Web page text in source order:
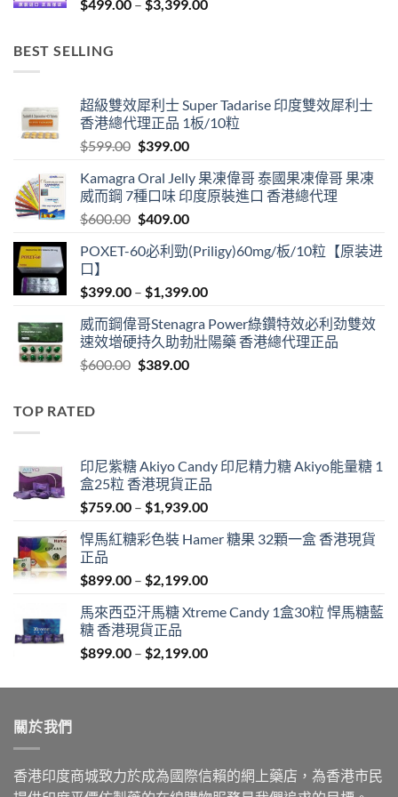
$499.00 – $3,399.00
BEST SELLING
超級雙效犀利士 Super Tadarise 印度雙效犀利士
香港總代理正品 1板/10粒
$599.00 Original
was:
$599.00.
$399.00Current
is:
$399.00.
Kamagra Oral Jelly 果凍偉哥 泰國果凍偉哥 果凍
威而鋼 7種口味 印度原裝進口 香港總代理
$600.00 Original
was:
$409.00Current
is:
POXET-60必利勁(Priligy)60mg/板/10粒【原装进
口】
$399.00 – $1,399.00Price
$399.00
through
威而鋼偉哥Stenagra Power綠鑽特效必利劲雙效
速效增硬持久助勃壯陽藥 香港總代理正品
$600.00 Original
$389.00Current
TOP RATED
印尼紫糖 Akiyo Candy 印尼精力糖 Akiyo能量糖 1
盒25粒 香港現貨正品
$759.00 – $1,939.00Price
$759.00
$1,939.00
悍馬紅糖彩色裝 Hamer 糖果 32顆一盒 香港現貨
正品
$899.00 – $2,199.00Price
$899.00
$2,199.00
馬來西亞汗馬糖 Xtreme Candy 1盒30粒 悍馬糖藍
糖 香港現貨正品
$899.00 – $2,199.00Price
$899.00
關於我們
香港印度商城致力於成為國際信賴的網上藥店，為香港市民